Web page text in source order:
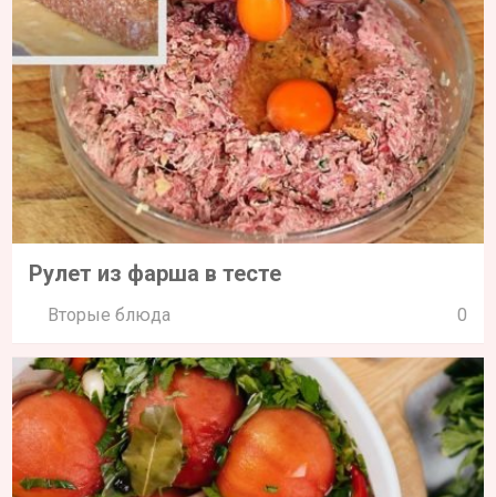
Рулет из фарша в тесте
Вторые блюда 0